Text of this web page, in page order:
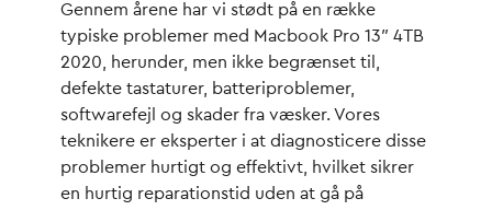
Gennem årene har vi stødt på en række
typiske problemer med Macbook Pro 13″ 4TB
2020, herunder, men ikke begrænset til,
defekte tastaturer, batteriproblemer,
softwarefejl og skader fra væsker. Vores
teknikere er eksperter i at diagnosticere disse
problemer hurtigt og effektivt, hvilket sikrer
en hurtig reparationstid uden at gå på